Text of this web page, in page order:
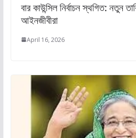
বার কাউন্সিল নির্বাচন স্থগিত: নতুন
আইনজীবীরা
April 16, 2026